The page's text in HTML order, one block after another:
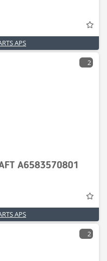
APS
2
A6583570801
APS
2